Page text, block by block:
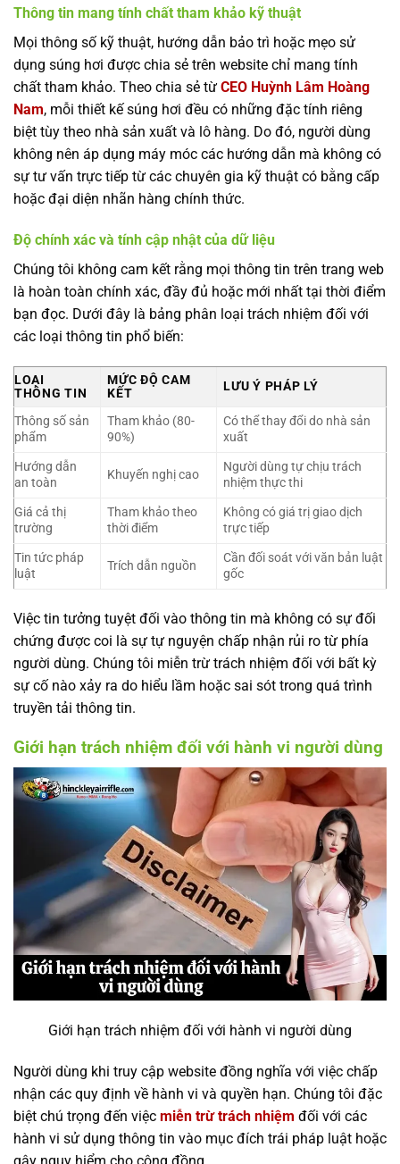
Thông tin mang tính chất tham khảo kỹ thuật
Mọi thông số kỹ thuật, hướng dẫn bảo trì hoặc mẹo sử
dụng súng hơi được chia sẻ trên website chỉ mang tính
chất tham khảo. Theo chia sẻ từ CEO Huỳnh Lâm Hoàng
Nam, mỗi thiết kế súng hơi đều có những đặc tính riêng
biệt tùy theo nhà sản xuất và lô hàng. Do đó, người dùng
không nên áp dụng máy móc các hướng dẫn mà không có
sự tư vấn trực tiếp từ các chuyên gia kỹ thuật có bằng cấp
hoặc đại diện nhãn hàng chính thức.
Độ chính xác và tính cập nhật của dữ liệu
Chúng tôi không cam kết rằng mọi thông tin trên trang web
là hoàn toàn chính xác, đầy đủ hoặc mới nhất tại thời điểm
bạn đọc. Dưới đây là bảng phân loại trách nhiệm đối với
các loại thông tin phổ biến:
LOẠI
THÔNG TIN
MỨC ĐỘ CAM
KẾT
LƯU Ý PHÁP LÝ
Thông số sản
phẩm
Tham khảo (80-
90%)
Có thể thay đổi do nhà sản
xuất
Hướng dẫn
an toàn
Khuyến nghị cao
Người dùng tự chịu trách
nhiệm thực thi
Giá cả thị
trường
Tham khảo theo
thời điểm
Không có giá trị giao dịch
trực tiếp
Tin tức pháp
luật
Trích dẫn nguồn
Cần đối soát với văn bản luật
gốc
Việc tin tưởng tuyệt đối vào thông tin mà không có sự đối
chứng được coi là sự tự nguyện chấp nhận rủi ro từ phía
người dùng. Chúng tôi miễn trừ trách nhiệm đối với bất kỳ
sự cố nào xảy ra do hiểu lầm hoặc sai sót trong quá trình
truyền tải thông tin.
Giới hạn trách nhiệm đối với hành vi người dùng
Giới hạn trách nhiệm đối với hành vi người dùng
Người dùng khi truy cập website đồng nghĩa với việc chấp
nhận các quy định về hành vi và quyền hạn. Chúng tôi đặc
biệt chú trọng đến việc miễn trừ trách nhiệm đối với các
hành vi sử dụng thông tin vào mục đích trái pháp luật hoặc